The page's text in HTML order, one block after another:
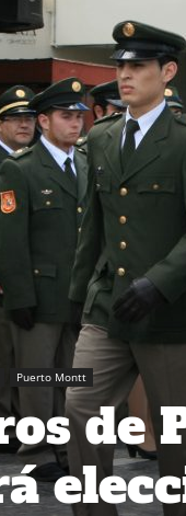
Puerto Montt
de